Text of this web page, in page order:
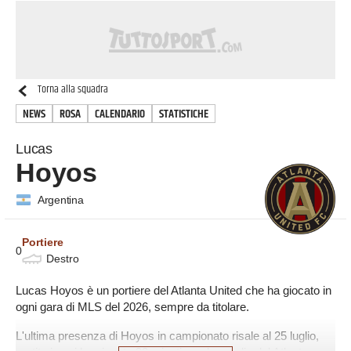
Torna alla squadra
NEWS ROSA CALENDARIO STATISTICHE
Lucas
Hoyos
Argentina
0
Portiere
Destro
Lucas Hoyos è un portiere del Atlanta United che ha giocato in
ogni gara di MLS del 2026, sempre da titolare.
L'ultima presenza di Hoyos in campionato risale al 25 luglio,